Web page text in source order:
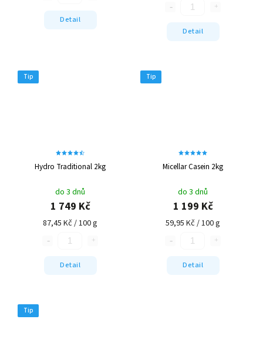
Detail
Detail
Tip
Hydro Traditional 2kg
do 3 dnů
1 749 Kč
87,45 Kč / 100 g
Detail
Tip
Micellar Casein 2kg
do 3 dnů
1 199 Kč
59,95 Kč / 100 g
Detail
Tip